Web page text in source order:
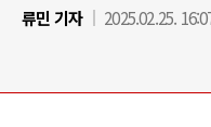
류민 기자
2025.02.25.